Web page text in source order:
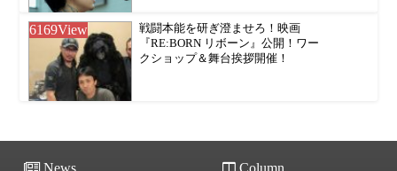
6169View
戦闘本能を研ぎ澄ませろ！映画
『RE:BORN リボーン』公開！ワー
クショップ＆舞台挨拶開催！